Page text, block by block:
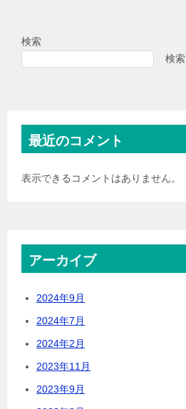
検索
検索
最近のコメント
表示できるコメントはありません。
アーカイブ
2024年9月
2024年7月
2024年2月
2023年11月
2023年9月